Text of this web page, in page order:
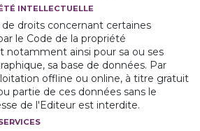
INTELLECTUELLE
droits concernant certaines
le Code de la propriété
notamment ainsi pour sa ou ses
sa base de données. Par
offline ou online, à titre gratuit
partie de ces données sans le
de l'Editeur est interdite.